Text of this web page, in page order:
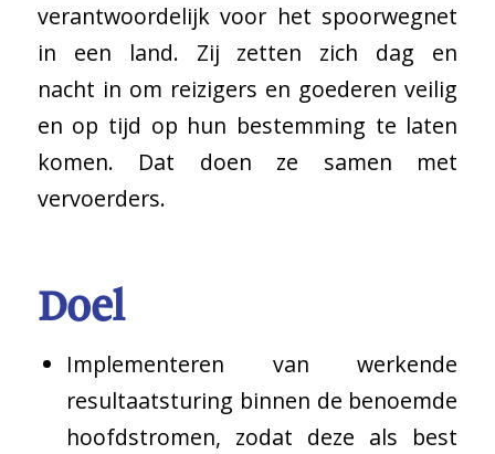
verantwoordelijk voor het spoorwegnet
in een land. Zij zetten zich dag en
nacht in om reizigers en goederen veilig
en op tijd op hun bestemming te laten
komen. Dat doen ze samen met
vervoerders.
Doel
Implementeren van werkende
resultaatsturing binnen de benoemde
hoofdstromen, zodat deze als best